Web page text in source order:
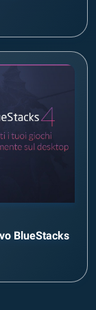
BlueStacks